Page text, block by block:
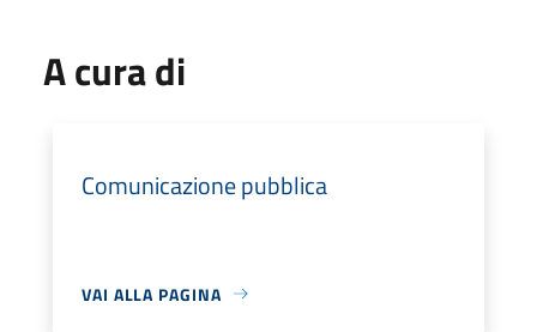
A cura di
Comunicazione pubblica
VAI ALLA PAGINA